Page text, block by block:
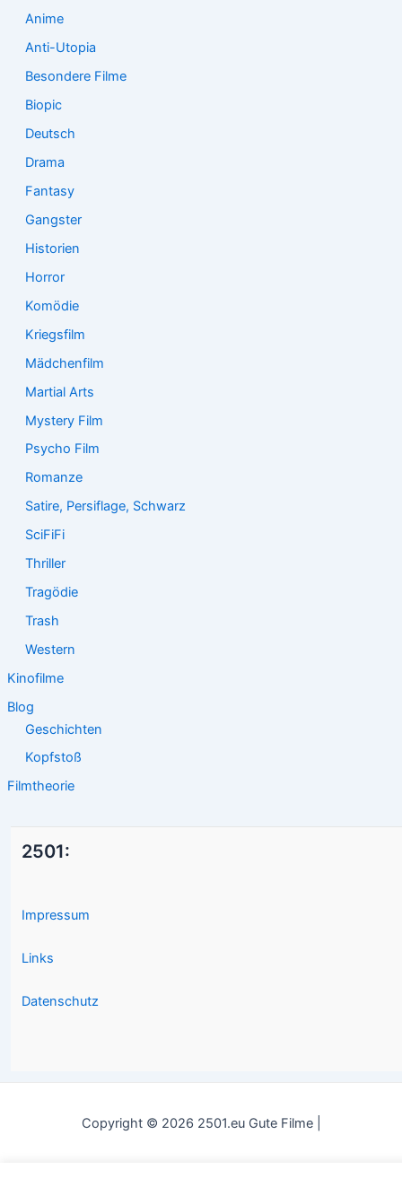
Anime
Anti-Utopia
Besondere Filme
Biopic
Deutsch
Drama
Fantasy
Gangster
Historien
Horror
Komödie
Kriegsfilm
Mädchenfilm
Martial Arts
Mystery Film
Psycho Film
Romanze
Satire, Persiflage, Schwarz
SciFiFi
Thriller
Tragödie
Trash
Western
Kinofilme
Blog
Geschichten
Kopfstoß
Filmtheorie
2501:
Impressum
Links
Datenschutz
Copyright © 2026 2501.eu Gute Filme |